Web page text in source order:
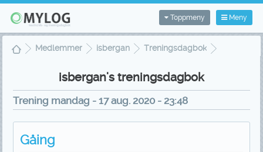
Meny
Toppmeny
Medlemmer isbergan
Treningsdagbok
isbergan's treningsdagbok
Trening mandag - 17 aug. 2020 - 23:48
Gåing